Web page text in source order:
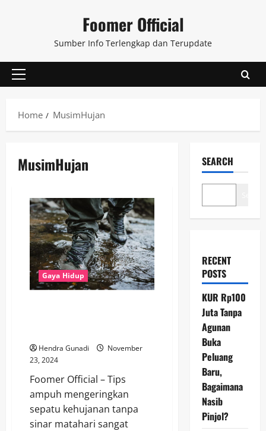
Foomer Official
Sumber Info Terlengkap dan Terupdate
Primary
Home
MusimHujan
MusimHujan
Gaya Hidup
Hendra Gunadi
November
23, 2024
Foomer Official – Tips
ampuh mengeringkan
sepatu kehujanan tanpa
sinar matahari sangat
SEARCH
RECENT
POSTS
KUR Rp100
Juta Tanpa
Agunan
Buka
Peluang
Baru,
Bagaimana
Nasib
Pinjol?